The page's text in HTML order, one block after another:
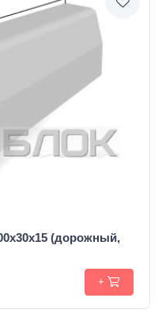
(дорожный,
+